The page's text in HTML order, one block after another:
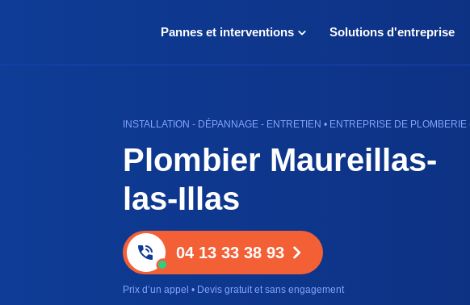
Pannes et interventions Solutions d'entreprise
INSTALLATION - DÉPANNAGE - ENTRETIEN • ENTREPRISE DE
Plombier Maureillas-
las-Illas
04 13 33 38 93
Prix d’un appel • Devis gratuit et sans engagement